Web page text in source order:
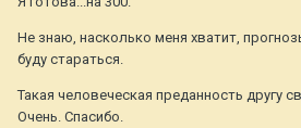
Не знаю, насколько меня хватит,
буду стараться.
Такая человеческая преданность другу
Очень. Спасибо.